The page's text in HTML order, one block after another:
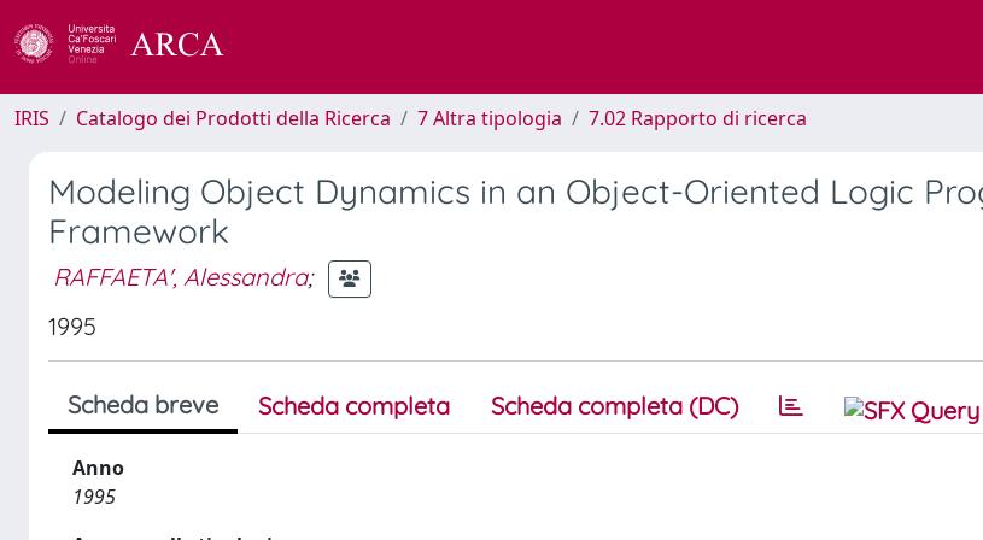
IRIS Catalogo dei Prodotti della Ricerca 7 Altra tipologia 7.02 Rapporto di ricerca
Modeling Object Dynamics in an Object-Oriented Logic
Framework
RAFFAETA', Alessandra;
1995
Scheda breve Scheda completa Scheda completa (DC)
Anno
1995